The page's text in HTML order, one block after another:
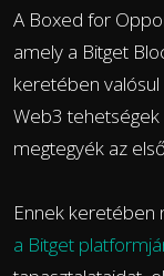
A Boxed for
amely a Bitget
keretében
Web3 tehetségek
megtegyék az
Ennek keretében
a Bitget